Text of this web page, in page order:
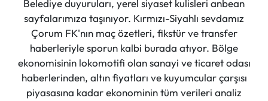
Belediye duyuruları, yerel siyaset kulisleri anbean
sayfalarımıza taşınıyor. Kırmızı-Siyahlı sevdamız
Çorum FK'nın maç özetleri, fikstür ve transfer
haberleriyle sporun kalbi burada atıyor. Bölge
ekonomisinin lokomotifi olan sanayi ve ticaret odası
haberlerinden, altın fiyatları ve kuyumcular çarşısı
piyasasına kadar ekonominin tüm verileri analiz